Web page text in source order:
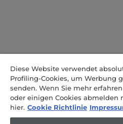
Diese Website verwendet
Profiling-Cookies, um Werbung
senden. Wenn Sie mehr
oder einigen Cookies abmelden
hier. Cookie Richtlinie